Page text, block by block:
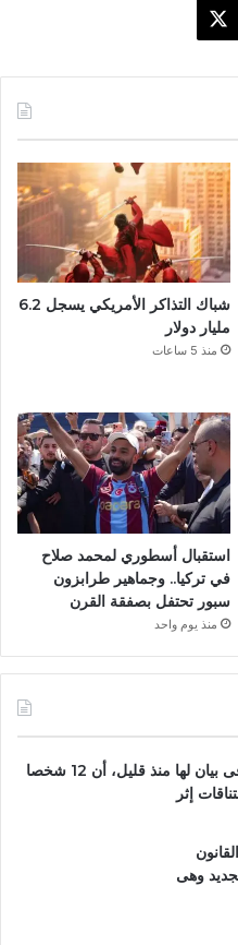
شباك التذاكر الأمريكي يسجل 6.2
مليار دولار
منذ 5 ساعات
استقبال أسطوري لمحمد صلاح
في تركيا.. وجماهير طرابزون
سبور تحتفل بصفقة القرن
منذ يوم واحد
أعلنت إمارة منطقة المدينة المنورة، فى بيان لها منذ قليل، أن 12 شخصا
وهى